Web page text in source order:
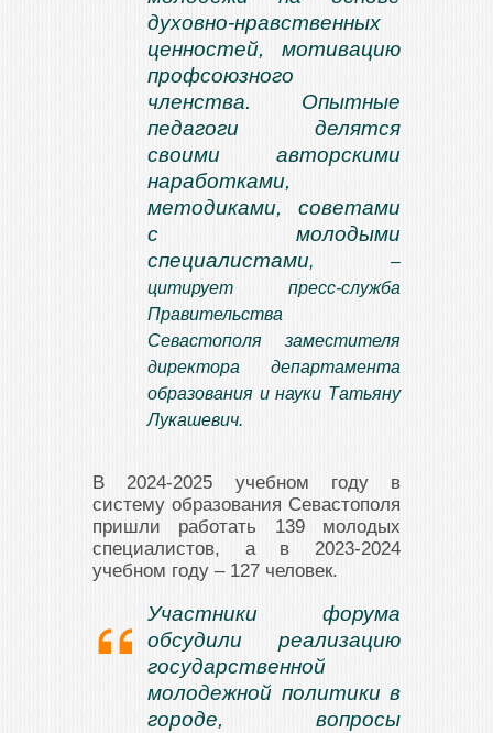
духовно-нравственных
ценностей, мотивацию
профсоюзного
членства. Опытные
педагоги делятся
своими авторскими
наработками,
методиками, советами
с молодыми
специалистами, –
цитирует пресс-служба
Правительства
Севастополя заместителя
директора департамента
образования и науки Татьяну
Лукашевич.
В 2024-2025 учебном году в
систему образования Севастополя
пришли работать 139 молодых
специалистов, а в 2023-2024
учебном году – 127 человек.
Участники форума
обсудили реализацию
государственной
молодежной политики в
городе, вопросы